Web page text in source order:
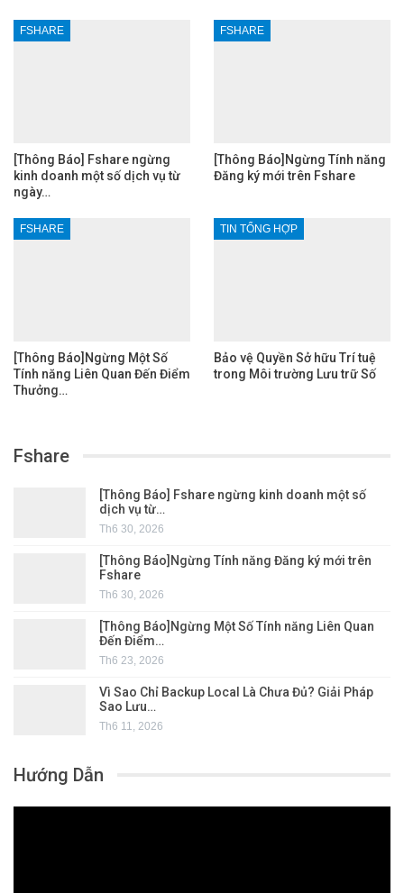
FSHARE
[Thông Báo] Fshare ngừng
kinh doanh một số dịch vụ từ
ngày…
FSHARE
[Thông Báo]Ngừng Tính năng
Đăng ký mới trên Fshare
FSHARE
[Thông Báo]Ngừng Một Số
Tính năng Liên Quan Đến Điểm
Thưởng…
TIN TỔNG HỢP
Bảo vệ Quyền Sở hữu Trí tuệ
trong Môi trường Lưu trữ Số
Fshare
[Thông Báo] Fshare ngừng kinh doanh một số
dịch vụ từ…
Th6 30, 2026
[Thông Báo]Ngừng Tính năng Đăng ký mới trên
Fshare
Th6 30, 2026
[Thông Báo]Ngừng Một Số Tính năng Liên Quan
Đến Điểm…
Th6 23, 2026
Vì Sao Chỉ Backup Local Là Chưa Đủ? Giải Pháp
Sao Lưu…
Th6 11, 2026
Hướng Dẫn